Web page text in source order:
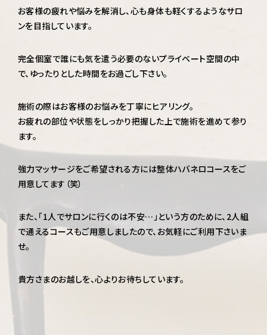
お客様の疲れや悩みを解消し、心も身体も軽くするようなサロ
ンを目指しています。
完全個室で誰にも気を遣う必要のないプライベート空間の中
で、ゆったりとした時間をお過ごし下さい。
施術の際はお客様のお悩みを丁寧にヒアリング。
お疲れの部位や状態をしっかり把握した上で施術を進めて参り
ます。
強力マッサージをご希望される方には整体ハバネロコースをご
用意してます（笑）
また、「1人でサロンに行くのは不安…」という方のために、2人組
で通えるコースもご用意しましたので、お気軽にご利用下さいま
せ。
貴方さまのお越しを、心よりお待ちしています。